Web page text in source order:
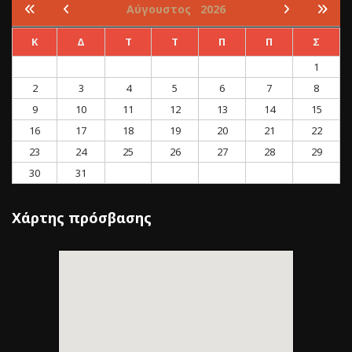
Αύγουστος 2026
Κ Δ Τ Τ Π Π
Σ
1
2
3 4 5 6 7
8
9
10 11 12 13 14
15
16
17 18 19 20 21
22
23
24 25 26 27 28
29
30
31
Χάρτης πρόσβασης